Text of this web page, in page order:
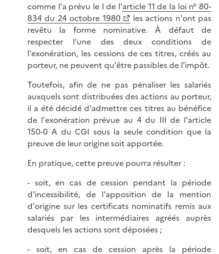
comme l'a prévu le I de l'article 11 de la loi n° 80-
834 du 24 octobre 1980
les actions n'ont pas
revêtu la forme nominative. À défaut de
respecter l'une des deux conditions de
l'exonération, les cessions de ces titres, créés au
porteur, ne peuvent qu'être passibles de l'impôt.
Toutefois, afin de ne pas pénaliser les salariés
auxquels sont distribuées des actions au porteur,
il a été décidé d'admettre ces titres au bénéfice
de l'exonération prévue au 4 du III de l'article
150-0 A du CGI sous la seule condition que la
preuve de leur origine soit apportée.
En pratique, cette preuve pourra résulter :
- soit, en cas de cession pendant la période
d'incessibilité, de l'apposition de la mention
d'origine sur les certificats nominatifs remis aux
salariés par les intermédiaires agréés auprès
desquels les actions sont déposées ;
- soit, en cas de cession après la période